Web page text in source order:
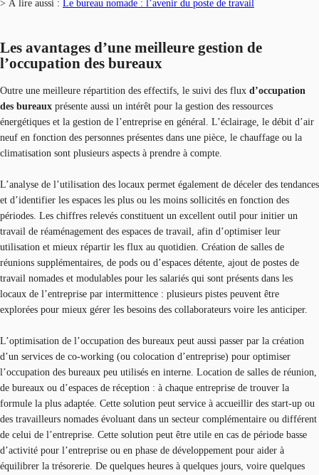
> À lire aussi : Le bureau nomade : l’avenir du poste de travail
Les avantages d’une meilleure gestion de
l’occupation des bureaux
Outre une meilleure répartition des effectifs, le suivi des flux d’occupation
des bureaux présente aussi un intérêt pour la gestion des ressources
énergétiques et la gestion de l’entreprise en général. L’éclairage, le débit d’air
neuf en fonction des personnes présentes dans une pièce, le chauffage ou la
climatisation sont plusieurs aspects à prendre à compte.
L’analyse de l’utilisation des locaux permet également de déceler des tendances
et d’identifier les espaces les plus ou les moins sollicités en fonction des
périodes. Les chiffres relevés constituent un excellent outil pour initier un
travail de réaménagement des espaces de travail, afin d’optimiser leur
utilisation et mieux répartir les flux au quotidien. Création de salles de
réunions supplémentaires, de pods ou d’espaces détente, ajout de postes de
travail nomades et modulables pour les salariés qui sont présents dans les
locaux de l’entreprise par intermittence : plusieurs pistes peuvent être
explorées pour mieux gérer les besoins des collaborateurs voire les anticiper.
L’optimisation de l’occupation des bureaux peut aussi passer par la création
d’un services de co-working (ou colocation d’entreprise) pour optimiser
l’occupation des bureaux peu utilisés en interne. Location de salles de réunion,
de bureaux ou d’espaces de réception : à chaque entreprise de trouver la
formule la plus adaptée. Cette solution peut service à accueillir des start-up ou
des travailleurs nomades évoluant dans un secteur complémentaire ou différent
de celui de l’entreprise. Cette solution peut être utile en cas de période basse
d’activité pour l’entreprise ou en phase de développement pour aider à
équilibrer la trésorerie. De quelques heures à quelques jours, voire quelques